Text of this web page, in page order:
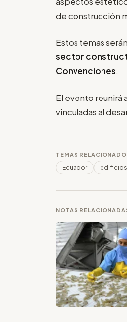
de construcción
Estos temas
sector
Convenciones.
El evento reunirá
vinculadas al
TEMAS
Ecuador
NOTAS